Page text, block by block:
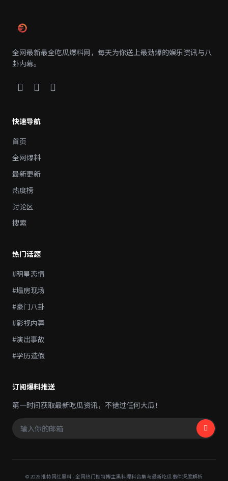
全网最新最全吃瓜爆料网，每天为你送上最劲爆的娱乐资讯与八
卦内幕。
快速导航
首页
全网爆料
最新更新
热度榜
讨论区
搜索
热门话题
#明星恋情
#塌房现场
#豪门八卦
#影视内幕
#演出事故
#学历造假
订阅爆料推送
第一时间获取最新吃瓜资讯，不错过任何大瓜！
© 2026 推特网红黑料 - 全网热门推特博主黑料爆料合集与最新吃瓜事件深度解析